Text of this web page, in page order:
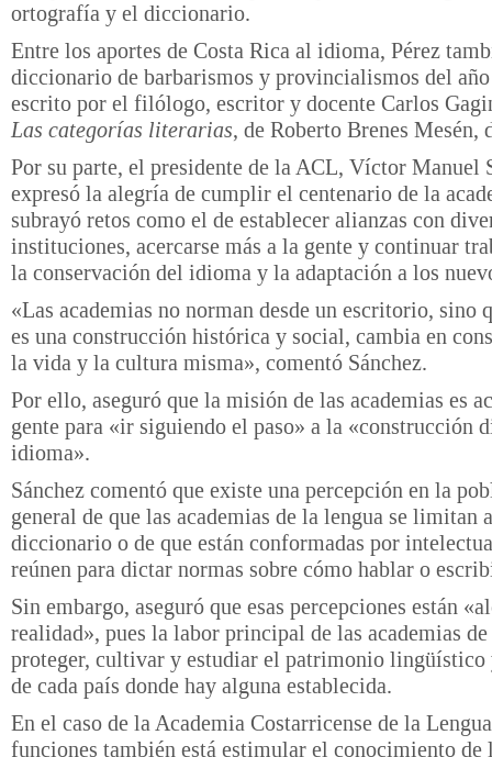
ortografía y el diccionario.
Entre los aportes de Costa Rica al idioma, Pérez
diccionario de barbarismos y provincialismos del
escrito por el filólogo, escritor y docente Carlos
Las categorías literarias, de Roberto Brenes Mesén,
Por su parte, el presidente de la ACL, Víctor Manuel
expresó la alegría de cumplir el centenario de la
subrayó retos como el de establecer alianzas con
instituciones, acercarse más a la gente y continuar
la conservación del idioma y la adaptación a los
«Las academias no norman desde un escritorio, sino
es una construcción histórica y social, cambia en
la vida y la cultura misma», comentó Sánchez.
Por ello, aseguró que la misión de las academias es
gente para «ir siguiendo el paso» a la «construcción
idioma».
Sánchez comentó que existe una percepción en la
general de que las academias de la lengua se limitan
diccionario o de que están conformadas por
reúnen para dictar normas sobre cómo hablar o
Sin embargo, aseguró que esas percepciones están
realidad», pues la labor principal de las academias
proteger, cultivar y estudiar el patrimonio
de cada país donde hay alguna establecida.
En el caso de la Academia Costarricense de la
funciones también está estimular el conocimiento de